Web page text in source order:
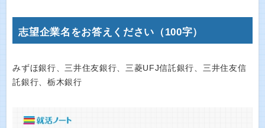
志望企業名をお答えください（100字）
みずほ銀行、三井住友銀行、三菱UFJ信託銀行、三井住友信
託銀行、栃木銀行